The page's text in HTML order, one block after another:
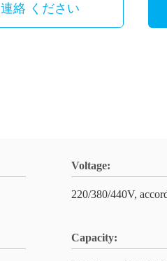
連絡 ください
Voltage:
220/380/440V,
Capacity: